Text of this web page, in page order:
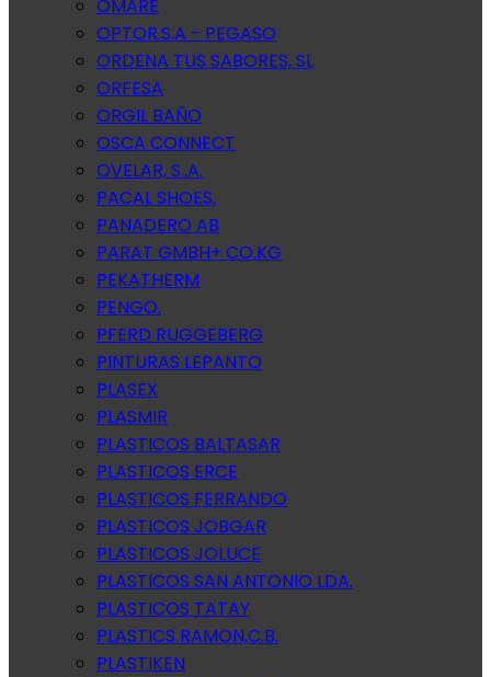
OMARE
OPTOR.S.A - PEGASO
ORDENA TUS SABORES, SL
ORFESA
ORGIL BAÑO
OSCA CONNECT
OVELAR, S..A.
PACAL SHOES.
PANADERO AB
PARAT GMBH+ CO.KG
PEKATHERM
PENGO.
PFERD RUGGEBERG
PINTURAS LEPANTO
PLASEX
PLASMIR
PLASTICOS BALTASAR
PLASTICOS ERCE
PLASTICOS FERRANDO
PLASTICOS JOBGAR
PLASTICOS JOLUCE
PLASTICOS SAN ANTONIO LDA.
PLASTICOS TATAY
PLASTICS RAMON,C.B.
PLASTIKEN